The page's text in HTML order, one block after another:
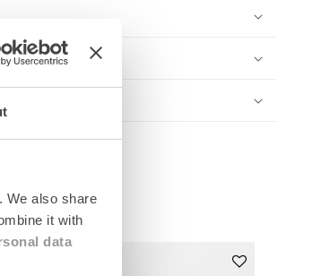
We also share
it with
data